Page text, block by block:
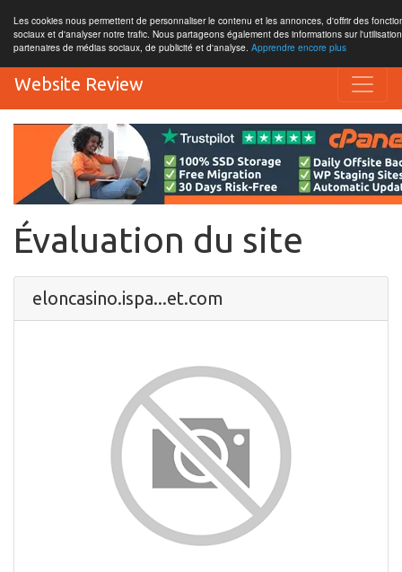
Les cookies nous permettent de personnaliser le contenu et les annonces, d'offrir des
sociaux et d'analyser notre trafic. Nous partageons également des informations sur
partenaires de médias sociaux, de publicité et d'analyse. Apprendre encore plus
Website Review
Évaluation du site
eloncasino.ispa...et.com